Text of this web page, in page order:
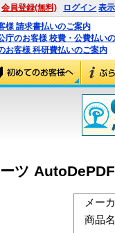
会員登録(無料) ログイン 表
様 請求書払いのご案内
庁のお客様 校費・公費払い
お客様 科研費払いのご案内
ツ
メー
商品名